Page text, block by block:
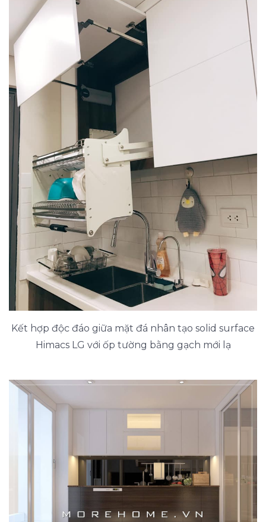
Kết hợp độc đáo giữa mặt đá nhân tạo solid surface
Himacs LG với ốp tường bằng gạch mới lạ